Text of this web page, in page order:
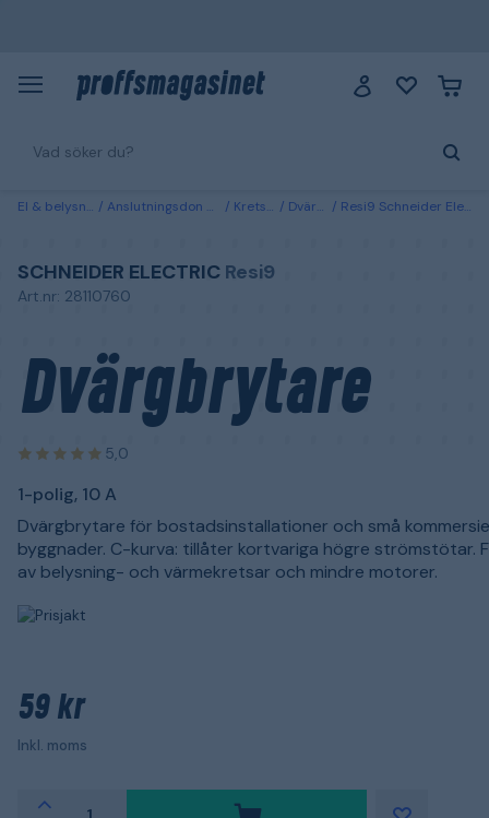
El & belysning Anslutningsdon & kablar Kretsskydd Dvärgbrytare Resi9 Schneider Electric Dvärgbrytare 1-polig, 10 A
SCHNEIDER ELECTRIC Resi9
Art.nr: 28110760
Dvärgbrytare
5,0
1-polig, 10 A
Dvärgbrytare för bostadsinstallationer och små
byggnader. C-kurva: tillåter kortvariga högre strömstötar.
av belysning- och värmekretsar och mindre motorer.
59 kr
Inkl. moms